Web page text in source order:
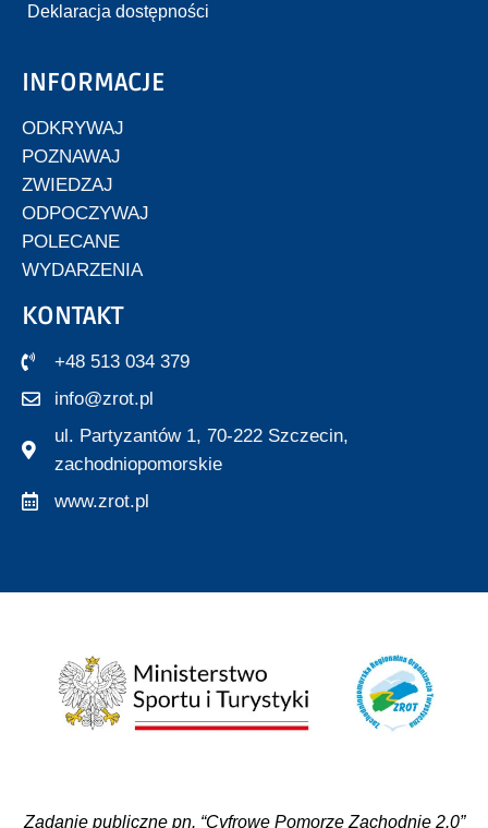
Deklaracja dostępności
INFORMACJE
ODKRYWAJ
POZNAWAJ
ZWIEDZAJ
ODPOCZYWAJ
POLECANE
WYDARZENIA
KONTAKT
+48 513 034 379
info@zrot.pl
ul. Partyzantów 1, 70-222 Szczecin,
zachodniopomorskie
www.zrot.pl
Zadanie publiczne pn. “Cyfrowe Pomorze Zachodnie 2.0”